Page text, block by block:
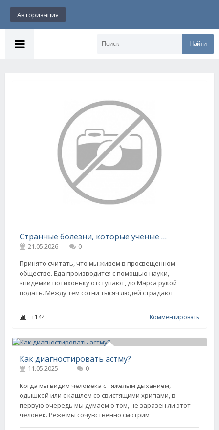
Авторизация
Найти
Странные болезни, которые ученые до сих пор не могут понять
21.05.2026
0
Принято считать, что мы живем в просвещенном
обществе. Еда производится с помощью науки,
эпидемии потихоньку отступают, до Марса рукой
подать. Между тем сотни тысяч людей страдают
+144 Комментировать
Как диагностировать астму?
11.05.2025 ---
0
Когда мы видим человека с тяжелым дыханием,
одышкой или с кашлем со свистящими хрипами, в
первую очередь мы думаем о том, не заразен ли этот
человек. Реже мы сочувственно смотрим